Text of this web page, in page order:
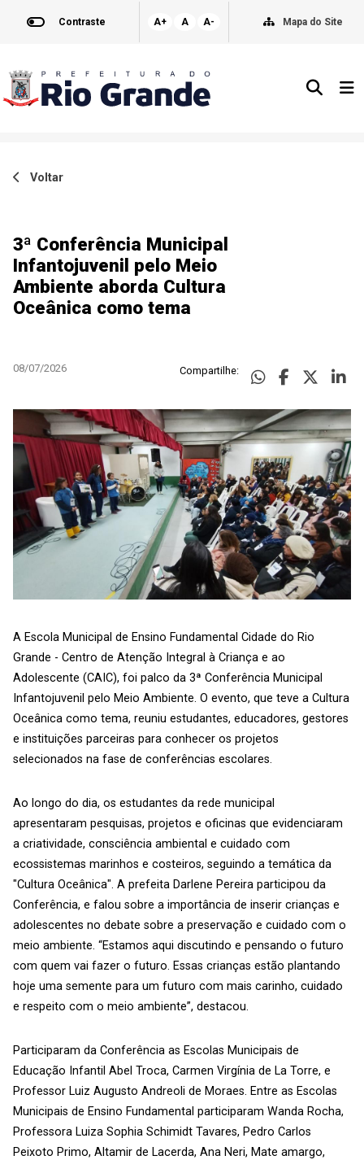
Contraste A+ A A- Mapa do Site
Voltar
3ª Conferência Municipal
Infantojuvenil pelo Meio
Ambiente aborda Cultura
Oceânica como tema
08/07/2026 Compartilhe:
A Escola Municipal de Ensino Fundamental Cidade do Rio
Grande - Centro de Atenção Integral à Criança e ao
Adolescente (CAIC), foi palco da 3ª Conferência Municipal
Infantojuvenil pelo Meio Ambiente. O evento, que teve a Cultura
Oceânica como tema, reuniu estudantes, educadores, gestores
e instituições parceiras para conhecer os projetos
selecionados na fase de conferências escolares.
Ao longo do dia, os estudantes da rede municipal
apresentaram pesquisas, projetos e oficinas que evidenciaram
a criatividade, consciência ambiental e cuidado com
ecossistemas marinhos e costeiros, seguindo a temática da
"Cultura Oceânica". A prefeita Darlene Pereira participou da
Conferência, e falou sobre a importância de inserir crianças e
adolescentes no debate sobre a preservação e cuidado com o
meio ambiente. “Estamos aqui discutindo e pensando o futuro
com quem vai fazer o futuro. Essas crianças estão plantando
hoje uma semente para um futuro com mais carinho, cuidado
e respeito com o meio ambiente”, destacou.
Participaram da Conferência as Escolas Municipais de
Educação Infantil Abel Troca, Carmen Virgínia de La Torre, e
Professor Luiz Augusto Andreoli de Moraes. Entre as Escolas
Municipais de Ensino Fundamental participaram Wanda Rocha,
Professora Luiza Sophia Schimidt Tavares, Pedro Carlos
Peixoto Primo, Altamir de Lacerda, Ana Neri, Mate amargo,